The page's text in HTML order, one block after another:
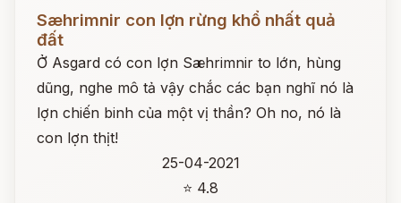
Sæhrimnir con lợn rừng khổ nhất quả
đất
Ở Asgard có con lợn Sæhrimnir to lớn, hùng
dũng, nghe mô tả vậy chắc các bạn nghĩ nó là
lợn chiến binh của một vị thần? Oh no, nó là
con lợn thịt!
25-04-2021
⭐ 4.8